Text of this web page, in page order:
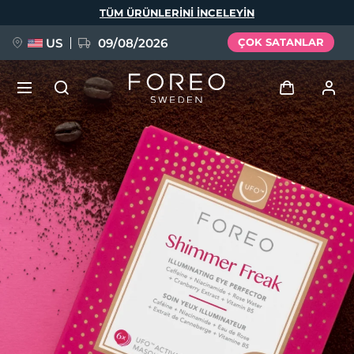
TÜM ÜRÜNLERINI INCELEYIN
US 09/08/2026 ÇOK SATANLAR
Giriş
Kullanici profi̇li̇
Cihazlarım
Siparişlerim
Adresim
Aboneliklerim
YENİ
FAQ™ Pure Beauty-Tech Elixir
BREAKING NEWS
issa™ Teeth Whitening Set
Dil Seçimi
English Deutsch
Español
Français
Italiano
Português
Polski
Svenska
Русский
简体中文 繁體中文